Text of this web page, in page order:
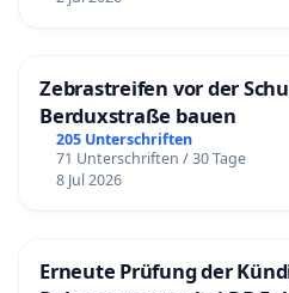
Zebrastreifen vor der
Berduxstraße bauen
205 Unterschriften
71 Unterschriften / 30 Tage
8 Jul 2026
Erneute Prüfung der